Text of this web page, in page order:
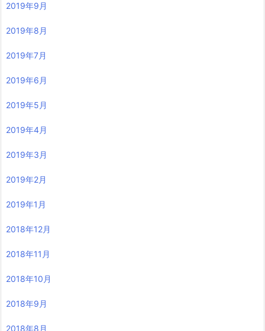
2019年9月
2019年8月
2019年7月
2019年6月
2019年5月
2019年4月
2019年3月
2019年2月
2019年1月
2018年12月
2018年11月
2018年10月
2018年9月
2018年8月